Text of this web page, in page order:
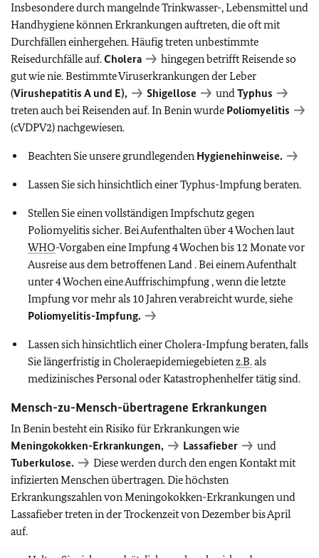
Insbesondere durch mangelnde Trinkwasser-, Lebensmittel und
Handhygiene können Erkrankungen auftreten, die oft mit
Durchfällen einhergehen. Häufig treten unbestimmte
Reisedurchfälle auf.Cholera
hingegen betrifft Reisende so
gut wie nie. Bestimmte Viruserkrankungen der Leber
(Virushepatitis A und E), Shigellose undTyphus
treten auch bei Reisenden auf. In Benin wurde Poliomyelitis
(cVDPV2) nachgewiesen.
Beachten Sie unsere grundlegenden Hygienehinweise.
Lassen Sie sich hinsichtlich einer Typhus-Impfung beraten.
Stellen Sie einen vollständigen Impfschutz gegen
Poliomyelitis sicher. Bei Aufenthalten über 4 Wochen laut
WHO-Vorgaben eine Impfung 4 Wochen bis 12 Monate vor
Ausreise aus dem betroffenen Land . Bei einem Aufenthalt
unter 4 Wochen eine Auffrischimpfung , wenn die letzte
Impfung vor mehr als 10 Jahren verabreicht wurde, siehe
Poliomyelitis-Impfung.
Lassen sich hinsichtlich einer Cholera-Impfung beraten, falls
Sie längerfristig in Choleraepidemiegebietenz.B.als
medizinisches Personal oder Katastrophenhelfer tätig sind.
Mensch-zu-Mensch-übertragene Erkrankungen
In Benin besteht ein Risiko für Erkrankungen wie
Meningokokken-Erkrankungen,
Lassafieber
und
Tuberkulose.
Diese werden durch den engen Kontakt mit
infizierten Menschen übertragen. Die höchsten
Erkrankungszahlen von Meningokokken-Erkrankungen und
Lassafieber treten in der Trockenzeit von Dezember bis April
auf.